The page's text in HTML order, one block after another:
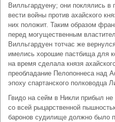
Вилльгардуену; они поклялись в
вести войны против ахайского
них положит. Таким образом
перед могущественным
Вилльгардуен тотчас же
имелись хорошие пастбища для
на время сделала князя
преобладание Пелопоннеса над
эпоху спартанского полководца
Гвидо на сейм в Никли прибыл
со всей рыцарственной
баронов судилище должно было